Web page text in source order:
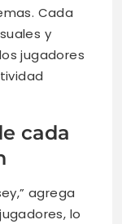
Cada
y
jugadores
cada
agrega
lo